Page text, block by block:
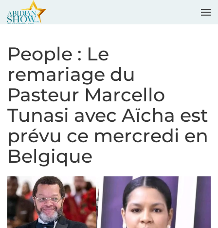
People : Le
remariage du
Pasteur Marcello
Tunasi avec Aïcha est
prévu ce mercredi en
Belgique